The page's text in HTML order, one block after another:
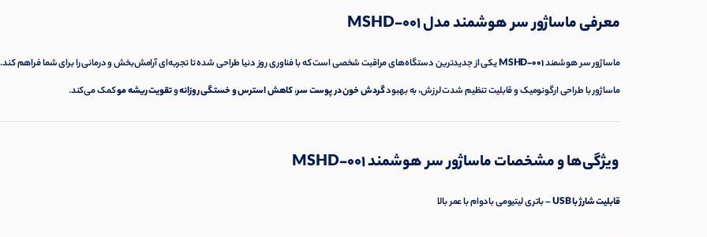
پرسش‌ها
معرفی ماساژور سر هوشمند مدل MSHD-001
ماساژور سر هوشمندMSHD-001یکی از جدیدترین دستگاه‌های مراقبت شخصی است که با فناوری روز دنیا طراحی شده تا تجربه‌ای آرامش‌بخش و درمانی را برای شما فراهم
ماساژور با طراحی ارگونومیک و قابلیت تنظیم شدت لرزش، به بهبودگردش خون در پوست سر،کاهش استرس و خستگی روزانهوتقویت ریشه موکمک می‌کند.
ویژگی‌ها و مشخصات ماساژور سر هوشمند MSHD-001
قابلیت شارژ با USB – باتری لیتیومی بادوام با عمر بالا